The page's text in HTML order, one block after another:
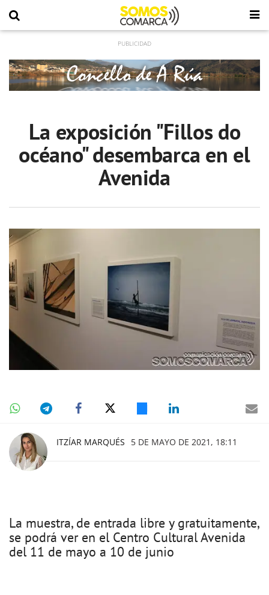
La exposición "Fillos do
océano" desembarca en el
Avenida
ITZÍAR MARQUÉS 5 DE MAYO DE 2021, 18:11
La muestra, de entrada libre y gratuitamente,
se podrá ver en el Centro Cultural Avenida
del 11 de mayo a 10 de junio